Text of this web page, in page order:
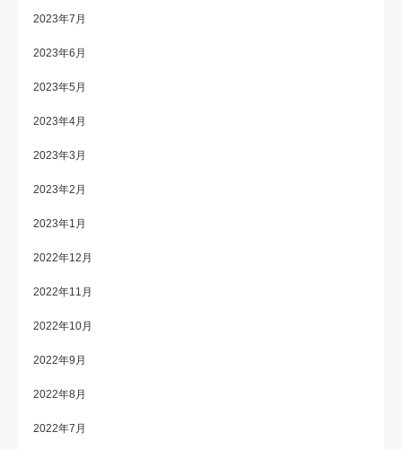
2023年7月
2023年6月
2023年5月
2023年4月
2023年3月
2023年2月
2023年1月
2022年12月
2022年11月
2022年10月
2022年9月
2022年8月
2022年7月